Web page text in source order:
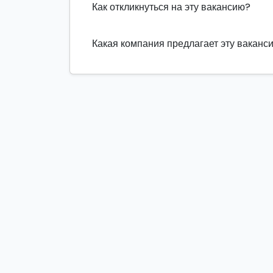
Как откликнуться на эту вакансию?
Какая компания предлагает эту